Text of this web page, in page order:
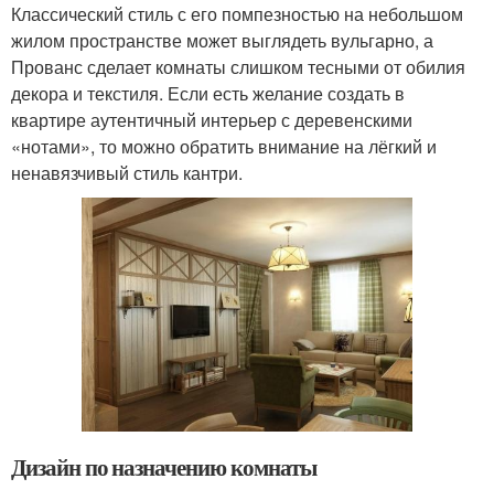
Классический стиль с его помпезностью на небольшом
жилом пространстве может выглядеть вульгарно, а
Прованс сделает комнаты слишком тесными от обилия
декора и текстиля. Если есть желание создать в
квартире аутентичный интерьер с деревенскими
«нотами», то можно обратить внимание на лёгкий и
ненавязчивый стиль кантри.
Дизайн по назначению комнаты